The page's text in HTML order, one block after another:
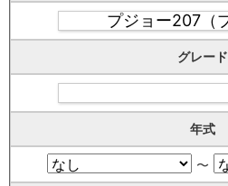
グレード
年式
〜